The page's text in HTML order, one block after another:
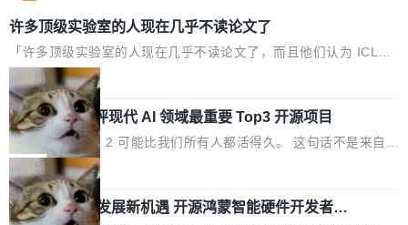
许多顶级实验室的人现在几乎不读论文了
「许多顶级实验室的人现在几乎不读论文了，而且他们认为 ICLR/I
CML/NeurIPS 充斥着大量过度宣传和欺诈。」 OpenAI 研究员 Ke
ller Jordan 这条推文引发了广泛讨论。他不是在说风凉话，他是说
出了一个圈内人尽皆知但很少公开捅破的事实。 Jordan 随后补充
了一句软化声明：「我不认为这些会议上大部分论文都在过度宣传
或造假。问题是，作为读者，如果你筛选出那些看起来最令人兴奋
的论文，那它们大部分都是过度宣传的。」 这才是真正的痛点。不
是所有论文都有问题，是最吸引眼球的那批论文最有问题。 他引用
局
xAI 前工程师评现代 AI 领域最重要 Top3 开源项目
Flash Attention 2 可能比我们所有人都活得久。 这句话不是来自某
个技术博客，而是出自 Hieu Pham 的一条推文。Hieu Pham 是
谁？他是 xAI 的早期工程师之一，在 Grok 训练基础设施团队工作
过。近日他在 X 上发了一条帖子，列出了他认为现代 AI 领域最重
局
共商智能硬件发展新机遇 开源鸿蒙智能硬件开发者日